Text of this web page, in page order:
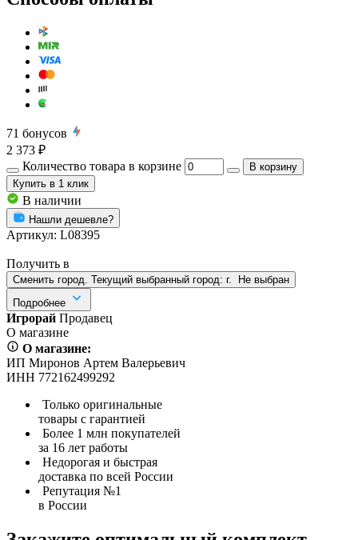
71 бонусов
2 373 ₽
Количество товара в корзине
В корзину
Купить в 1 клик
В наличии
Нашли дешевле?
Артикул: L08395
Получить в
Сменить город. Текущий выбранный город: г.
Не выбран
Подробнее
Игрорай Продавец
О магазине
О магазине:
ИП Миронов Артем Валерьевич
ИНН 772162499292
Только оригинальные
товары с гарантией
Более 1 млн покупателей
за 16 лет работы
Недорогая и быстрая
доставка по всей России
Репутация №1
в России